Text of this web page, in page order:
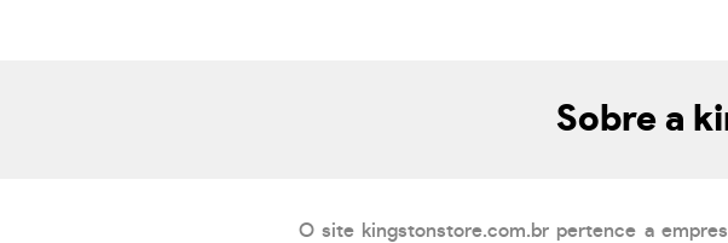
Sobre a
O site kingstonstore.com.br pertence a